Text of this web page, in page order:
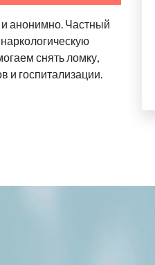
и анонимно. Частный
снять ломку,
и госпитализации.